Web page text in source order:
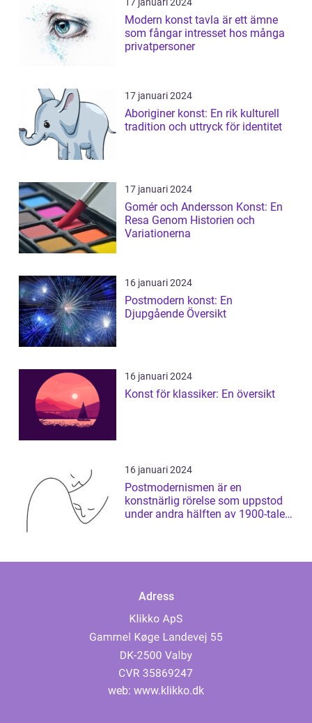
Modern konst tavla är ett ämne
som fångar intresset hos många
privatpersoner
17 januari 2024
Aboriginer konst: En rik kulturell
tradition och uttryck för identitet
17 januari 2024
Gomér och Andersson Konst: En
Resa Genom Historien och
Variationerna
16 januari 2024
Postmodern konst: En
Djupgående Översikt
16 januari 2024
Konst för klassiker: En översikt
16 januari 2024
Postmodernismen är en
konstnärlig rörelse som uppstod
under andra hälften av 1900-talet
Adress
web: www.klikko.dk